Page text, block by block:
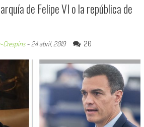
de Felipe VI o la república de
Crespins- 24 abril, 2019 20